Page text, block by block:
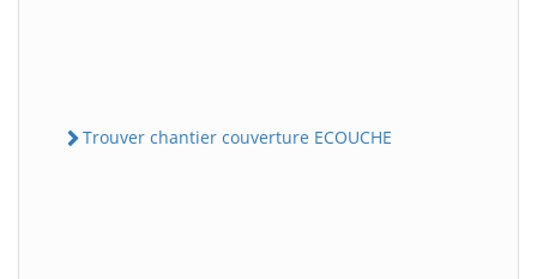
Trouver chantier couverture ECOUCHE